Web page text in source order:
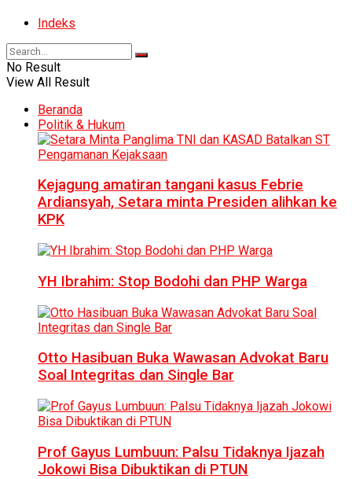
Indeks
No Result
View All Result
Beranda
Politik & Hukum
Kejagung amatiran tangani kasus Febrie
Ardiansyah, Setara minta Presiden alihkan ke
KPK
YH Ibrahim: Stop Bodohi dan PHP Warga
Otto Hasibuan Buka Wawasan Advokat Baru
Soal Integritas dan Single Bar
Prof Gayus Lumbuun: Palsu Tidaknya Ijazah
Jokowi Bisa Dibuktikan di PTUN